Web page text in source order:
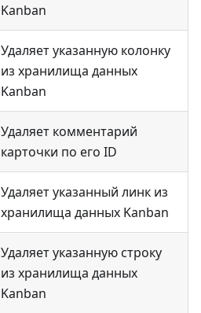
Kanban
Удаляет указанную колонку
из хранилища данных
Kanban
Удаляет комментарий
карточки по его ID
Удаляет указанный линк из
хранилища данных Kanban
Удаляет указанную строку
из хранилища данных
Kanban